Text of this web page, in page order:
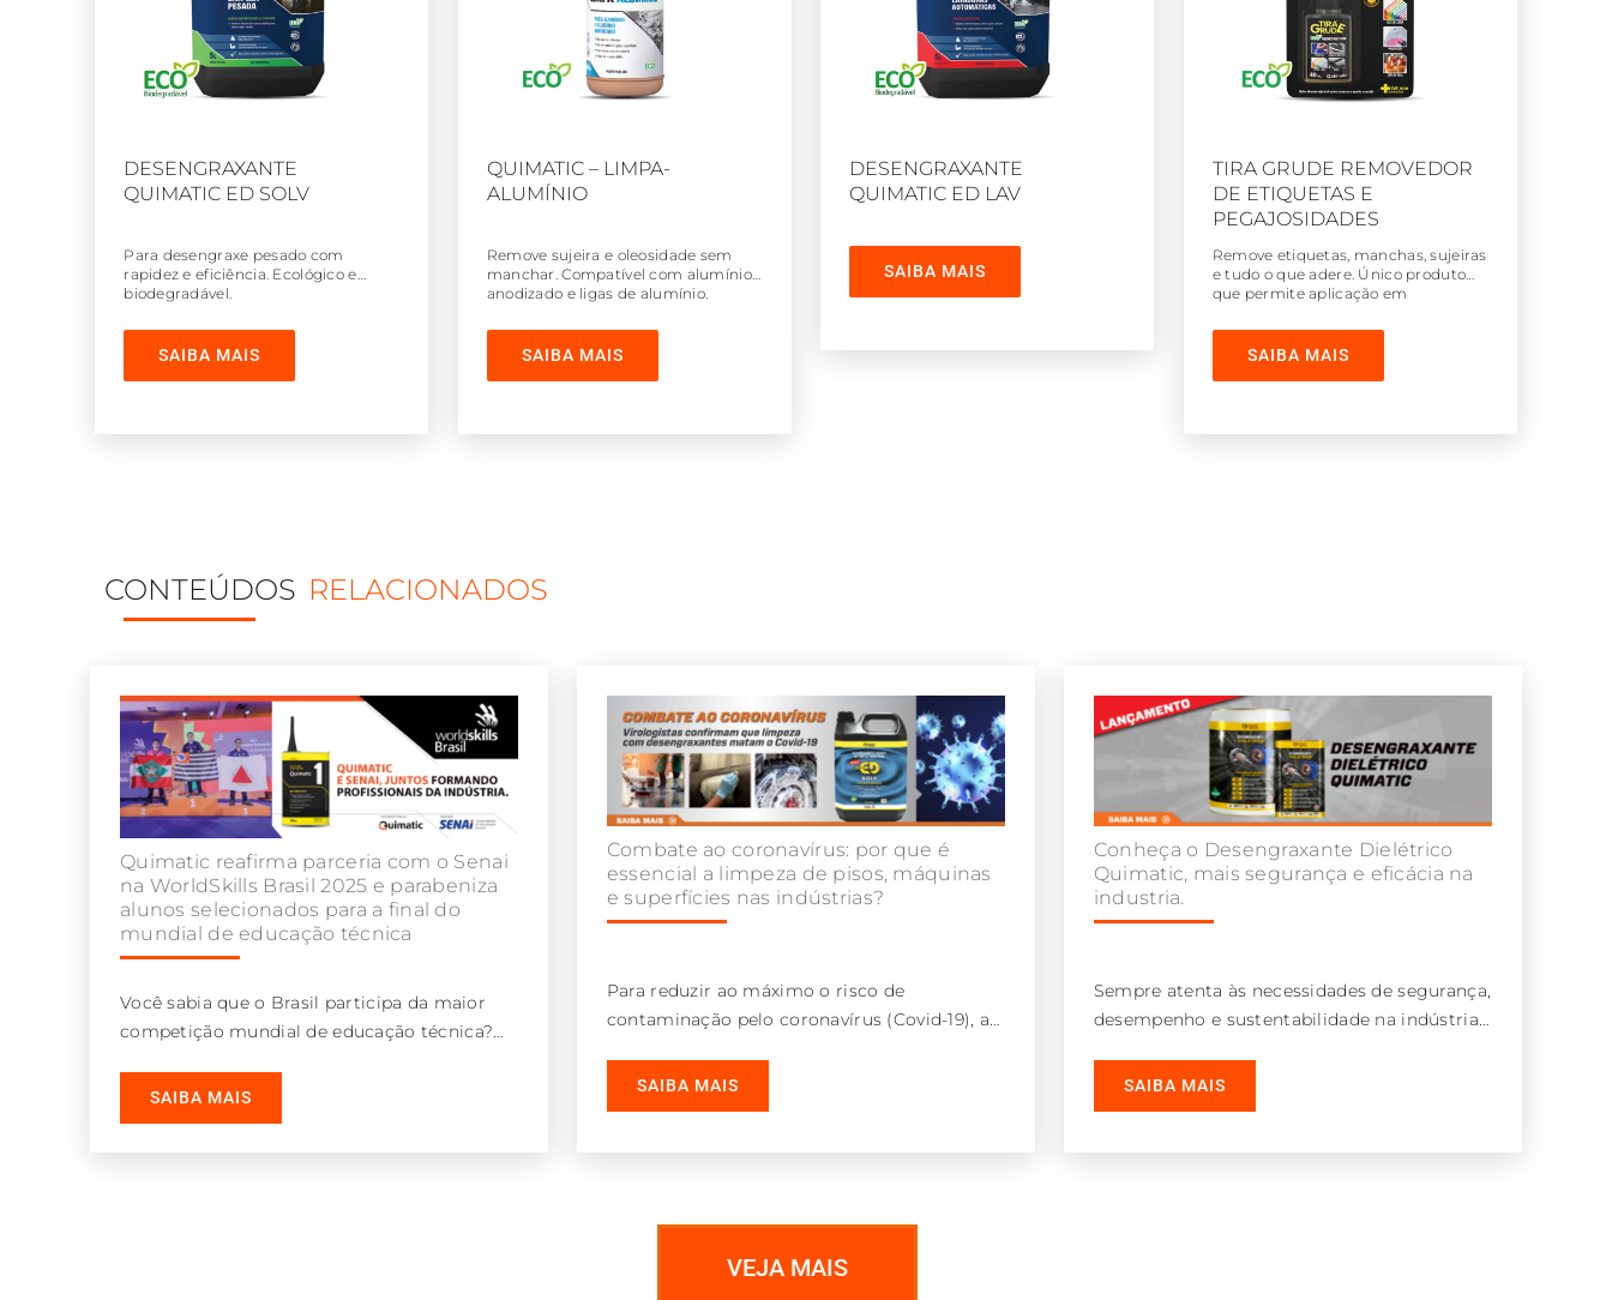
DESENGRAXANTE
QUIMATIC ED SOLV
Para desengraxe pesado com
rapidez e eficiência. Ecológico e
biodegradável.
SAIBA MAIS
QUIMATIC – LIMPA-
ALUMÍNIO
Remove sujeira e oleosidade sem
manchar. Compatível com alumínio
anodizado e ligas de alumínio.
SAIBA MAIS
DESENGRAXANTE
QUIMATIC ED LAV
SAIBA MAIS
TIRA GRUDE REMOVEDOR
DE ETIQUETAS E
PEGAJOSIDADES
Remove etiquetas, manchas, sujeiras
e tudo o que adere. Único produto
que permite aplicação em
e similares. Produto Ecológico.
Possui força cítrica e aloe vera.
SAIBA MAIS
CONTEÚDOS RELACIONADOS
Quimatic reafirma parceria com o Senai
na WorldSkills Brasil 2025 e parabeniza
alunos selecionados para a final do
mundial de educação técnica
Você sabia que o Brasil participa da maior
competição mundial de educação técnica?
SAIBA MAIS
Combate ao coronavírus: por que é
essencial a limpeza de pisos, máquinas
e superfícies nas indústrias?
Para reduzir ao máximo o risco de
contaminação pelo coronavírus (Covid-19), as
limpeza de pisos,
SAIBA MAIS
Conheça o Desengraxante Dielétrico
Quimatic, mais segurança e eficácia na
industria.
Sempre atenta às necessidades de segurança,
desempenho e sustentabilidade na indústria,
Desengraxante Dielétrico
SAIBA MAIS
VEJA MAIS